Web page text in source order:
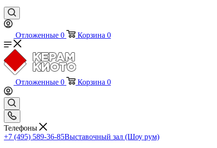
Отложенные 0 Корзина 0
Отложенные 0 Корзина 0
Телефоны
+7 (495) 589-36-85Выставочный зал (Шоу рум)